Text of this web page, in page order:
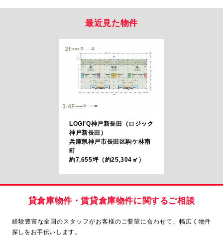
最近見た物件
LOGI’Q神戸新長田（ロジック
神戸新長田）
兵庫県神戸市長田区駒ケ林南
町
約7,655坪（約25,304㎡）
貸倉庫物件・賃貸倉庫物件に関するご相談
経験豊富な全国のスタッフがお客様のご要望に合わせて、 幅広く物件
探しをお手伝いします。